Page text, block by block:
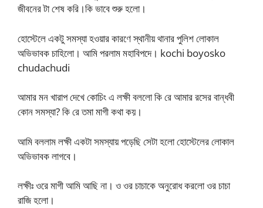
জীবনের টা শেষ করি।কি ভাবে শুরু হলো।
হোস্টেলে একটু সমস্যা হওয়ার কারণে স্থানীয় থানার পুলিশ লোকাল
অভিভাবক চাহিলো। আমি পরলাম মহাবিপদে। kochi boyosko
chudachudi
আমার মন খারাপ দেখে কোচিং এ লক্ষী বললো কি রে আমার রসের বান্ধবী
কোন সমস্যা? কি রে তমা মাগী কথা কয়।
আমি বললাম লক্ষী একটা সমস্যায় পড়েছি সেটা হলো হোস্টেলের লোকাল
অভিভাবক লাগবে।
লক্ষীঃ ওরে মাগী আমি আছি না। ও ওর চাচাকে অনুরোধ করলো ওর চাচা
রাজি হলো।